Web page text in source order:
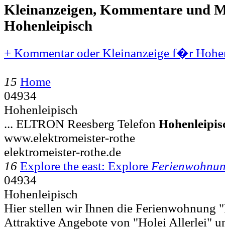
Kleinanzeigen, Kommentare und
Hohenleipisch
+ Kommentar oder Kleinanzeige f�r
15 Home
04934
Hohenleipisch
... ELTRON Reesberg Telefon
www.elektromeister-rothe
elektromeister-rothe.de
16 Explore the east: Explore
04934
Hohenleipisch
Hier stellen wir Ihnen die Ferienwohnung
Attraktive Angebote von "Holei Allerlei"